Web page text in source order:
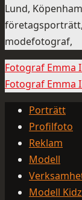
Lund,
modefotograf,
Fotograf Emma
Fotograf Emma
Porträtt
Profilfoto
Reklam
Modell
Modell Kidz